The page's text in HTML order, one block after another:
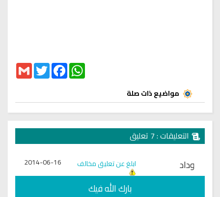
GmailTwitter
FacebookWhatsApp
مواضيع ذات صلة
التعليقات : 7 تعليق
وداد ابلغ عن تعليق مخالف 2014-06-16
بارك الله فيك